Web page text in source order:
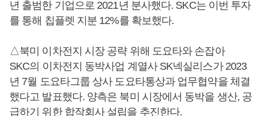
년 출범한 기업으로 2021년 분사했다. SKC는 이번 투자
를 통해 칩플렛 지분 12%를 확보했다.
△북미 이차전지 시장 공략 위해 도요타와 손잡아
SKC의 이차전지 동박사업 계열사 SK넥실리스가 2023
년 7월 도요타그룹 상사 도요타통상과 업무협약을 체결
했다고 발표했다. 양측은 북미 시장에서 동박을 생산, 공
급하기 위한 합작회사 설립을 추진한다.